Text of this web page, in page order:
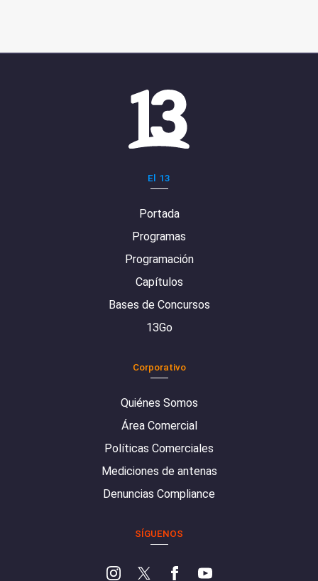
El 13
Portada
Programas
Programación
Capítulos
Bases de Concursos
13Go
Corporativo
Quiénes Somos
Área Comercial
Políticas Comerciales
Mediciones de antenas
Denuncias Compliance
SÍGUENOS